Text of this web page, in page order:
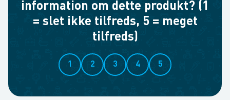
information om dette produkt? (1
= slet ikke tilfreds, 5 = meget
tilfreds)
1 2 3 4 5